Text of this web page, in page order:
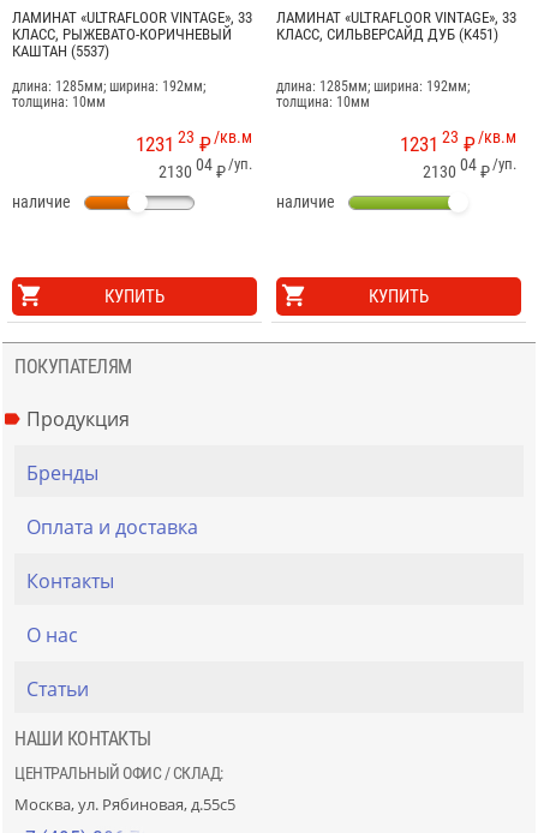
ЛАМИНАТ «ULTRAFLOOR VINTAGE», 33
КЛАСС, РЫЖЕВАТО-КОРИЧНЕВЫЙ
КАШТАН (5537)
длина: 1285мм; ширина: 192мм;
толщина: 10мм
/кв.м
1231 23 ₽
/уп.
2130 04₽
наличие
КУПИТЬ
ЛАМИНАТ «ULTRAFLOOR VINTAGE», 33
КЛАСС, СИЛЬВЕРСАЙД ДУБ (K451)
длина: 1285мм; ширина: 192мм;
толщина: 10мм
/кв.м
1231 23 ₽
/уп.
2130 04₽
наличие
КУПИТЬ
ПОКУПАТЕЛЯМ
Продукция
Бренды
Оплата и доставка
Контакты
О нас
Статьи
НАШИ КОНТАКТЫ
ЦЕНТРАЛЬНЫЙ ОФИС / СКЛАД:
Москва, ул. Рябиновая, д.55с5